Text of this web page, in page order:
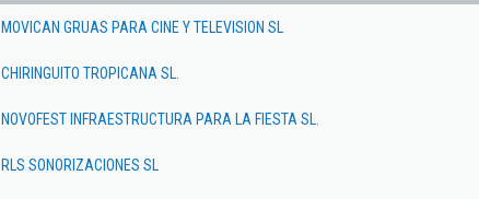
MOVICAN GRUAS PARA CINE Y TELEVISION SL
CHIRINGUITO TROPICANA SL.
NOVOFEST INFRAESTRUCTURA PARA LA FIESTA SL.
RLS SONORIZACIONES SL